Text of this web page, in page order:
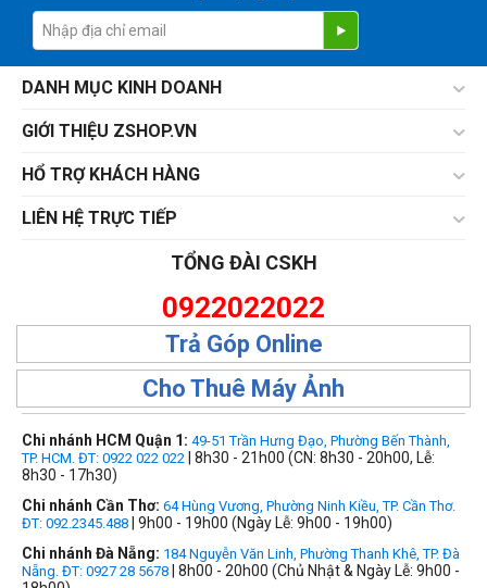
DANH MỤC KINH DOANH
GIỚI THIỆU ZSHOP.VN
HỔ TRỢ KHÁCH HÀNG
LIÊN HỆ TRỰC TIẾP
TỔNG ĐÀI CSKH
0922022022
Trả Góp Online
Cho Thuê Máy Ảnh
Chi nhánh HCM Quận 1: 49-51 Trần Hưng Đạo, Phường Bến Thành,
TP. HCM. ĐT: 0922 022 022 | 8h30 - 21h00 (CN: 8h30 - 20h00, Lễ:
8h30 - 17h30)
Chi nhánh Cần Thơ: 64 Hùng Vương, Phường Ninh Kiều, TP. Cần Thơ.
ĐT: 092.2345.488 | 9h00 - 19h00 (Ngày Lễ: 9h00 - 19h00)
Chi nhánh Đà Nẵng: 184 Nguyễn Văn Linh, Phường Thanh Khê, TP. Đà
Nẵng. ĐT: 0927 28 5678 | 8h00 - 20h00 (Chủ Nhật & Ngày Lễ: 9h00 -